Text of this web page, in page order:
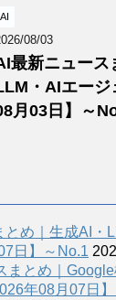
AI
08/03
最新ニュース
・AIエージ
月03日】～
とめ｜生成AI・
日】～No.1
まとめ｜
年08月07日